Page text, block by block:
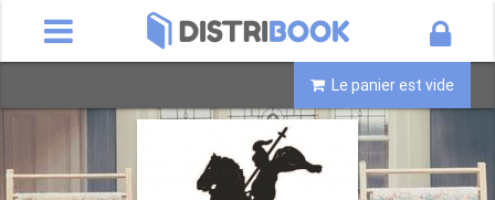
Le panier est vide